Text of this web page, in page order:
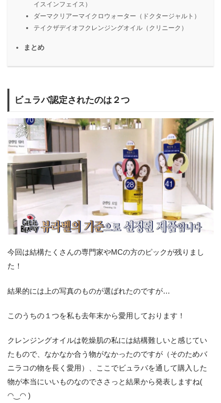
イスインフェイス）
ダーマクリアーマイクロウォーター（ドクタージャルト）
テイクザデイオフクレンジングオイル（クリニーク）
まとめ
ビュラバ認定されたのは２つ
今回は結構たくさんの専門家やMCの方のピックが残りまし
た！
結果的には上の写真のものが選ばれたのですが…
このうちの１つを私も去年末から愛用しております！
クレンジングオイルは乾燥肌の私には結構難しいと感じてい
たもので、なかなか合う物がなかったのですが（そのためバ
ニラコの物を長く愛用）、ここでビュラバを通して購入した
物が本当にいいものなのでささっと結果から発表しますね(
◠‿◠ )